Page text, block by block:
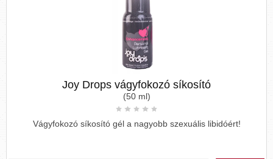
Joy Drops vágyfokozó síkosító
(50 ml)
Vágyfokozó síkosító gél a nagyobb szexuális libidóért!